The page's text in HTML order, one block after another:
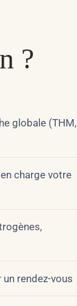
?
globale (THM,
charge votre
rendez-vous